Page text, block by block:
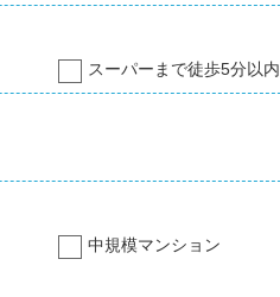
スーパーまで徒歩5分以内
中規模マンション